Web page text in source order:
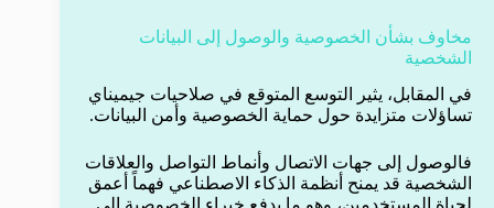
مخاوف بشأن الخصوصية والوصول إلى البيانات
الشخصية
في المقابل، يثير التوسع المتوقع في صلاحيات جيميناي
تساؤلات متزايدة حول حماية الخصوصية وأمن البيانات.
فالوصول إلى جهات الاتصال وأنماط التواصل والعلاقات
الشخصية قد يمنح أنظمة الذكاء الاصطناعي فهماً أعمق